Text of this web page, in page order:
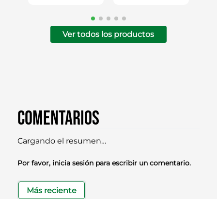
Ver todos los productos
Comentarios
Cargando el resumen…
Por favor, inicia sesión para escribir un comentario.
Más reciente